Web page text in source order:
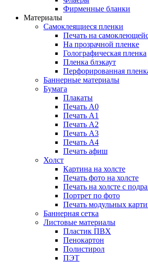
Фирменные бланки
Материалы
Самоклеящиеся пленки
Печать на
На прозрачной пленке
Голографическая пленка
Пленка блэкаут
Перфорированная
Баннерные материалы
Бумага
Плакаты
Печать А0
Печать А1
Печать А2
Печать А3
Печать А4
Печать афиш
Холст
Картина на холсте
Печать фото на холсте
Печать на холсте с
Портрет по фото
Печать модульных
Баннерная сетка
Листовые материалы
Пластик ПВХ
Пенокартон
Полистирол
ПЭТ